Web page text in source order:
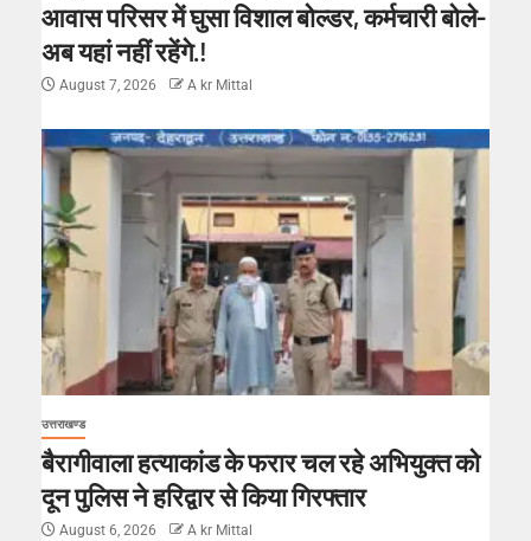
आवास परिसर में घुसा विशाल बोल्डर, कर्मचारी बोले-
अब यहां नहीं रहेंगे.!
August 7, 2026 A kr Mittal
उत्तराखण्ड
बैरागीवाला हत्याकांड के फरार चल रहे अभियुक्त को
दून पुलिस ने हरिद्वार से किया गिरफ्तार
August 6, 2026 A kr Mittal